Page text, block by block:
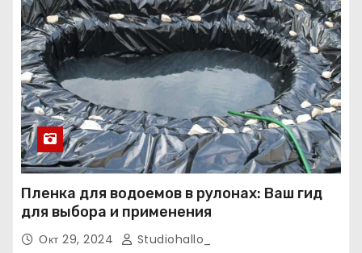
Пленка для водоемов в рулонах: Ваш гид
для выбора и применения
Окт 29, 2024 Studiohallo_